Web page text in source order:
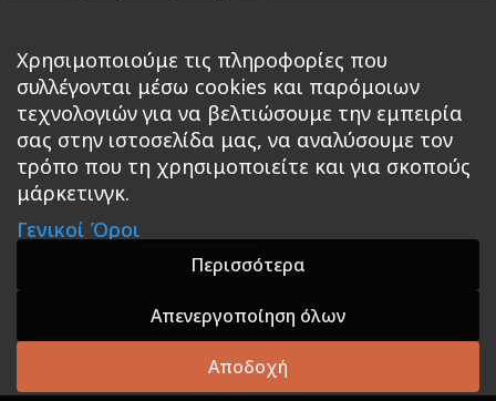
Διαβάστε περισσότερα
Προσθήκη στο καλάθι
Κεντρική Βιβλία
Roleplaying Games Ψυχαγωγία Εκδόσεις Βάρδος
Σε Προσφορά
A theme by GradientThemes - A theme by Gradient
Themes
Χρησιμοποιούμε τις πληροφορίες που
συλλέγονται μέσω cookies και παρόμοιων
τεχνολογιών για να βελτιώσουμε την εμπειρία
σας στην ιστοσελίδα μας, να αναλύσουμε τον
τρόπο που τη χρησιμοποιείτε και για σκοπούς
μάρκετινγκ.
Γενικοί Όροι
Περισσότερα
Απενεργοποίηση όλων
Αποδοχή